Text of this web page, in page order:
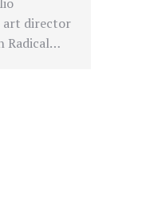
art director
Radical…